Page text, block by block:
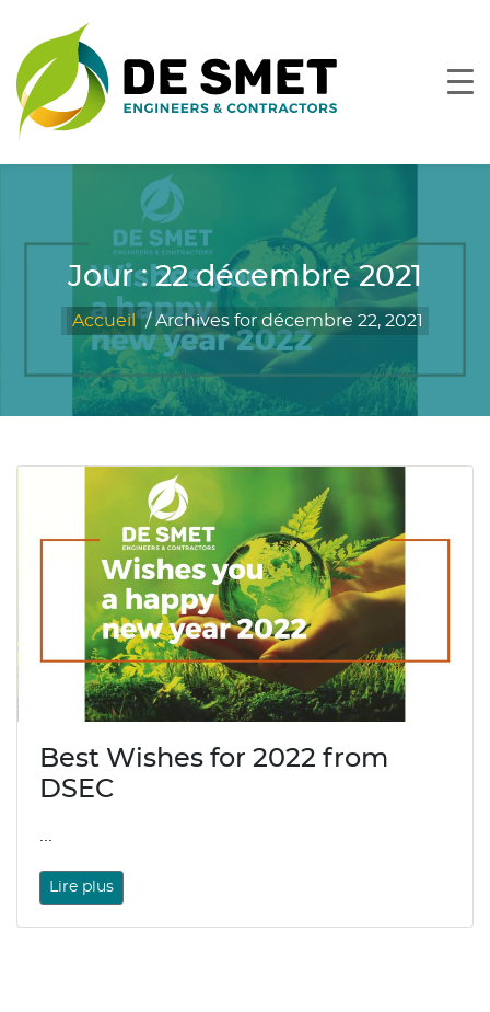
Jour : 22 décembre 2021
Accueil /Archives for décembre 22, 2021
Best Wishes for 2022 from
DSEC
...
Lire plus